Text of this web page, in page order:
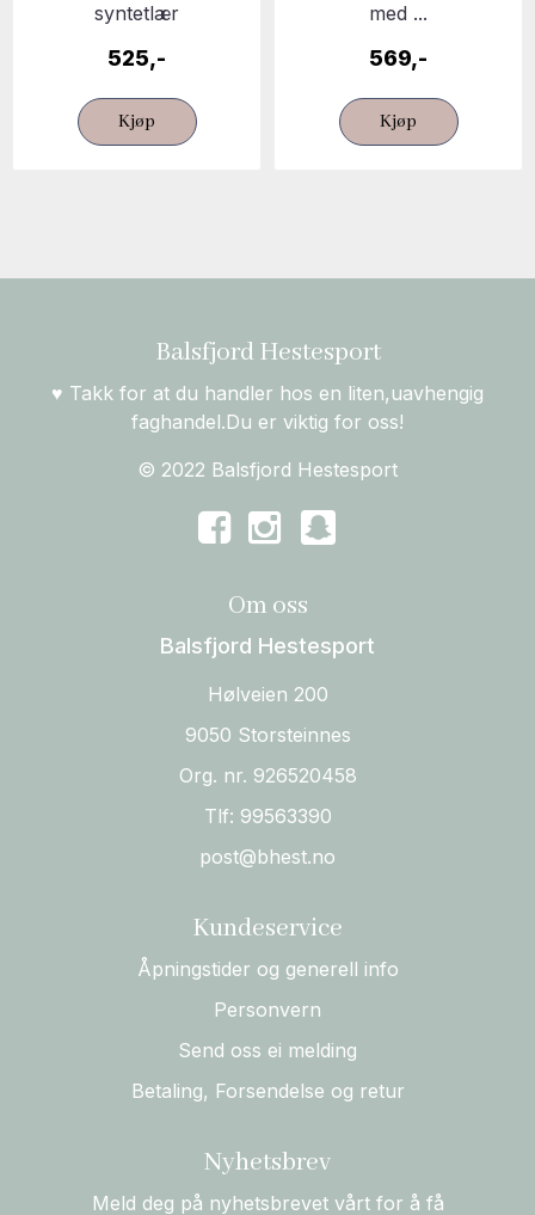
syntetlær
525,-
Kjøp
med ...
569,-
Kjøp
Balsfjord Hestesport
♥ Takk for at du handler hos en liten,uavhengig
faghandel.Du er viktig for oss!
© 2022 Balsfjord Hestesport
Om oss
Balsfjord Hestesport
Hølveien 200
9050 Storsteinnes
Org. nr. 926520458
Tlf: 99563390
post@bhest.no
Kundeservice
Åpningstider og generell info
Personvern
Send oss ei melding
Betaling, Forsendelse og retur
Nyhetsbrev
Meld deg på nyhetsbrevet vårt for å få